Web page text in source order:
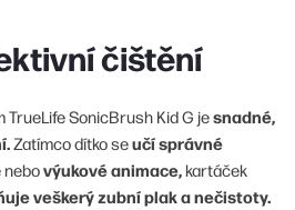
čištění
SonicBrush Kid G jesnadné,
Zatímco dítko seučí správné
nebovýukové animace,kartáček
veškerý zubní plak a nečistoty.